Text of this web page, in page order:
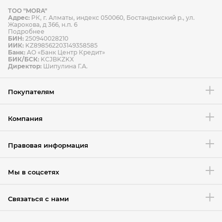
Способы оплаты Способы доставки
Условия возврата товара
ТОО "MORA"
Адрес: РК, г. Алматы, индекс 050060, Бостандыкский р., ул.
Жарокова, д 366, н.п. 6
Подробнее
БИН: 250940028210
ИИК: KZ898562203149358585
Банк: АО «Банк Центр Кредит»
БИК/БСК: KCJBKZKX
Директор: Шипулина Г.А.
Покупателям
Компания
Правовая информация
Мы в соцсетях
Связаться с нами